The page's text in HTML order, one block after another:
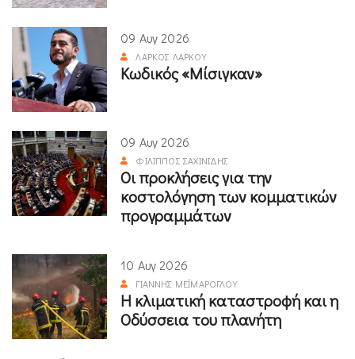
09 Αυγ 2026
ΛΆΡΚΟΣ ΛΆΡΚΟΥ
Κωδικός «Μίσιγκαν»
09 Αυγ 2026
ΦΊΛΙΠΠΟΣ ΣΑΧΙΝΊΔΗΣ
Οι προκλήσεις για την
κοστολόγηση των κομματικών
προγραμμάτων
10 Αυγ 2026
ΓΙΆΝΝΗΣ ΜΕΪΜΆΡΟΓΛΟΥ
Η κλιματική καταστροφή και η
Οδύσσεια του πλανήτη